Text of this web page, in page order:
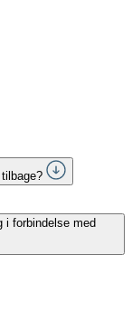
i forbindelse med